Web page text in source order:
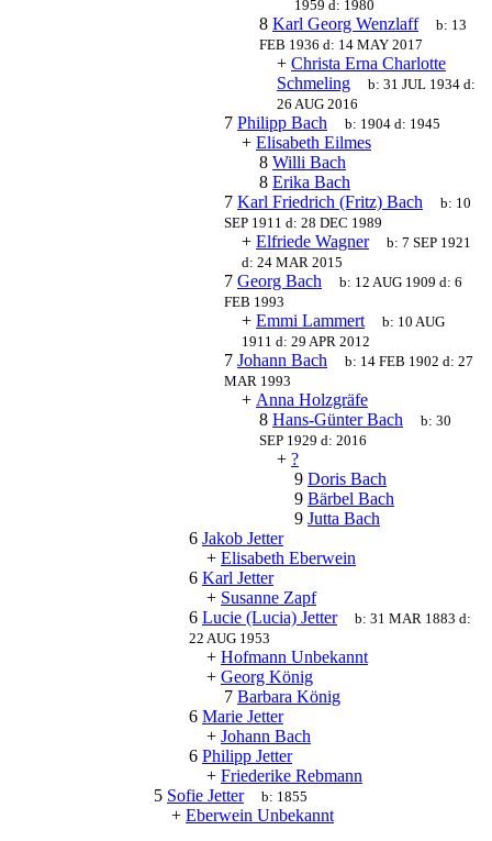
1959 d: 1980
8 Karl Georg Wenzlaff b: 13
FEB 1936 d: 14 MAY 2017
+ Christa Erna Charlotte
Schmeling
b:31 JUL 1934 d:
26 AUG 2016
7 Philipp Bach b: 1904 d: 1945
+ Elisabeth Eilmes
8 Willi Bach
8 Erika Bach
7 Karl Friedrich (Fritz) Bach b: 10
SEP 1911 d: 28 DEC 1989
+ Elfriede Wagner b:7 SEP 1921
d: 24 MAR 2015
7 Georg Bach b: 12 AUG 1909 d:6
FEB 1993
+ Emmi Lammert b: 10 AUG
1911 d: 29 APR 2012
7 Johann Bach b: 14 FEB 1902 d:27
MAR 1993
+ Anna Holzgräfe
8 Hans-Günter Bach b:30
SEP 1929 d: 2016
+ ?
9 Doris Bach
9 Bärbel Bach
9 Jutta Bach
6 Jakob Jetter
+ Elisabeth Eberwein
6 Karl Jetter
+ Susanne Zapf
6 Lucie (Lucia) Jetter b:31 MAR 1883 d:
22 AUG 1953
+ Hofmann Unbekannt
+ Georg König
7 Barbara König
6 Marie Jetter
+ Johann Bach
6 Philipp Jetter
+ Friederike Rebmann
5 Sofie Jetter b: 1855
+ Eberwein Unbekannt